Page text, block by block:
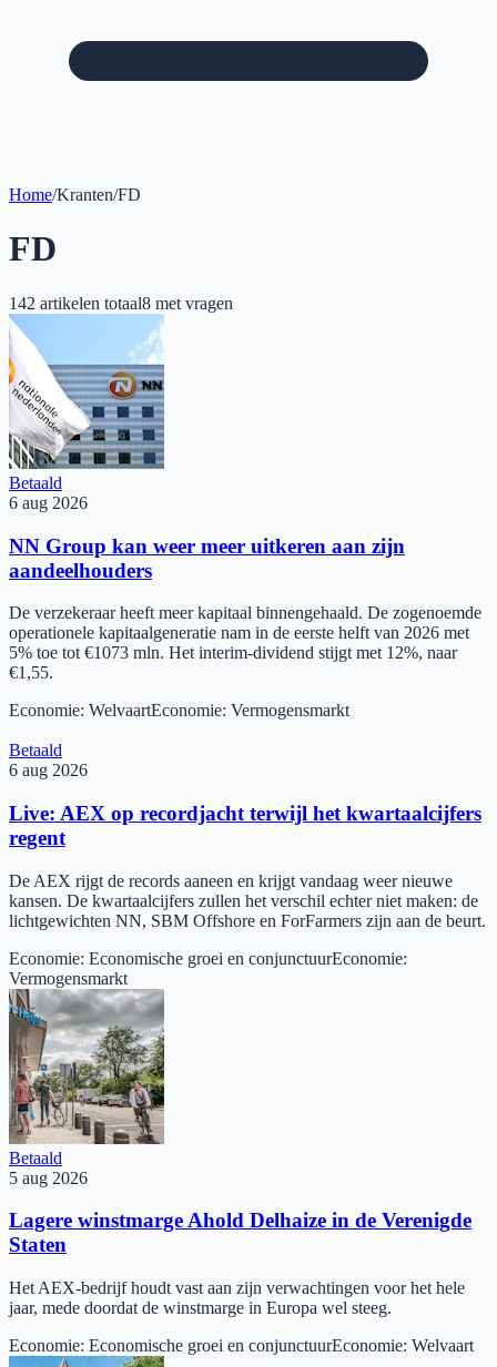
Home/Kranten/FD
FD
142 artikelen totaal8 met vragen
Betaald
6 aug 2026
NN Group kan weer meer uitkeren aan zijn
aandeelhouders
De verzekeraar heeft meer kapitaal binnengehaald. De zogenoemde
operationele kapitaalgeneratie nam in de eerste helft van 2026 met
5% toe tot €1073 mln. Het interim-dividend stijgt met 12%, naar
€1,55.
Economie: WelvaartEconomie: Vermogensmarkt
Betaald
6 aug 2026
Live: AEX op recordjacht terwijl het kwartaalcijfers
regent
De AEX rijgt de records aaneen en krijgt vandaag weer nieuwe
kansen. De kwartaalcijfers zullen het verschil echter niet maken: de
lichtgewichten NN, SBM Offshore en ForFarmers zijn aan de beurt.
Economie: Economische groei en conjunctuurEconomie:
Vermogensmarkt
Betaald
5 aug 2026
Lagere winstmarge Ahold Delhaize in de Verenigde
Staten
Het AEX-bedrijf houdt vast aan zijn verwachtingen voor het hele
jaar, mede doordat de winstmarge in Europa wel steeg.
Economie: Economische groei en conjunctuurEconomie: Welvaart